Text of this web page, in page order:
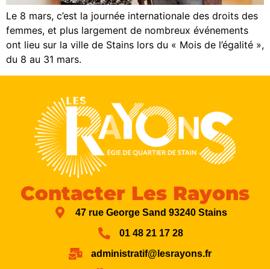
Le 8 mars, c’est la journée internationale des droits des
femmes, et plus largement de nombreux événements
ont lieu sur la ville de Stains lors du « Mois de l’égalité »,
du 8 au 31 mars.
Contacter Les Rayons
47 rue George Sand 93240 Stains
01 48 21 17 28
administratif@lesrayons.fr